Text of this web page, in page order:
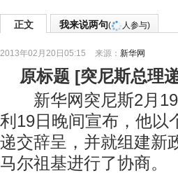
正文 我来说两句( 人参与)
2013年02月20日05:15 来源： 新华网
原标题 [突尼斯总理
新华网突尼斯2月19
利19日晚间宣布，他以
递交辞呈，并就组建新
马尔祖基进行了协商。